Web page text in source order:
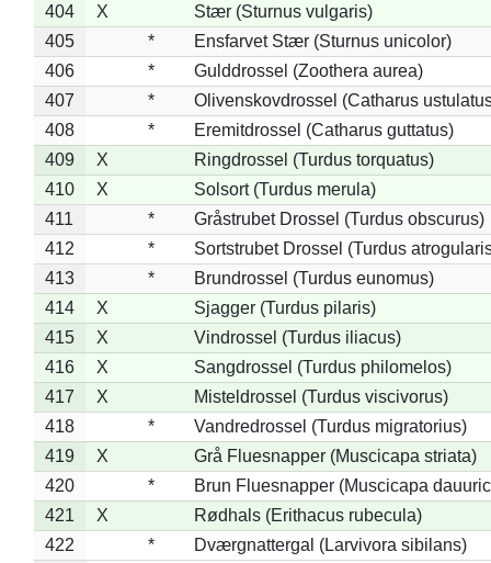
404
X
Stær (Sturnus vulgaris)
405
*
Ensfarvet Stær (Sturnus unicolor)
406
*
Gulddrossel (Zoothera aurea)
407
*
Olivenskovdrossel (Catharus
408
*
Eremitdrossel (Catharus guttatus)
409
X
Ringdrossel (Turdus torquatus)
410
X
Solsort (Turdus merula)
411
*
Gråstrubet Drossel (Turdus obscurus)
412
*
Sortstrubet Drossel (Turdus
413
*
Brundrossel (Turdus eunomus)
414
X
Sjagger (Turdus pilaris)
415
X
Vindrossel (Turdus iliacus)
416
X
Sangdrossel (Turdus philomelos)
417
X
Misteldrossel (Turdus viscivorus)
418
*
Vandredrossel (Turdus migratorius)
419
X
Grå Fluesnapper (Muscicapa striata)
420
*
Brun Fluesnapper (Muscicapa
421
X
Rødhals (Erithacus rubecula)
422
*
Dværgnattergal (Larvivora sibilans)